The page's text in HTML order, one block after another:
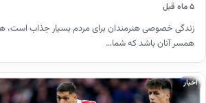
۵ ماه قبل
زندگی خصوصی هنرمندان برای مردم بسیار جذاب است،
همسر آنان باشد که شما…
اخبار